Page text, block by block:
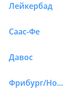
Лейкербад
Саас-Фе
Давос
Фрибург/Ношатель